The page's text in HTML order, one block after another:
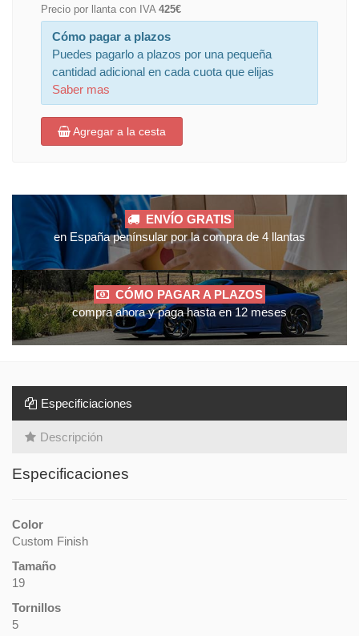
Precio por llanta con IVA 425€
Cómo pagar a plazos
Puedes pagarlo a plazos por una pequeña
cantidad adicional en cada cuota que elijas
Saber mas
Agregar a la cesta
ENVÍO GRATIS
en España penínsular por la compra de 4 llantas
CÓMO PAGAR A PLAZOS
compra ahora y paga hasta en 12 meses
Especificiaciones
Descripción
Especificaciones
Color
Custom Finish
Tamaño
19
Tornillos
5